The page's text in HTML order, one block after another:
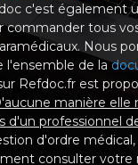
c'est également
commander tous
Nous
l'ensemble de la
Refdoc.fr est
manière elle
d'un professionnel
d'ordre médical,
consulter votre